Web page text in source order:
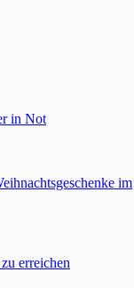
in Not
im
erreichen